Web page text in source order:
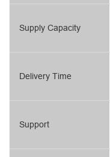
Supply Capacity
Delivery Time
Support